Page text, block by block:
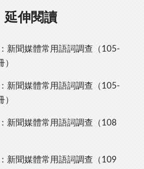
延伸閱讀
新聞媒體常用語詞調查（105-
新聞媒體常用語詞調查（105-
新聞媒體常用語詞調查（108
新聞媒體常用語詞調查（109